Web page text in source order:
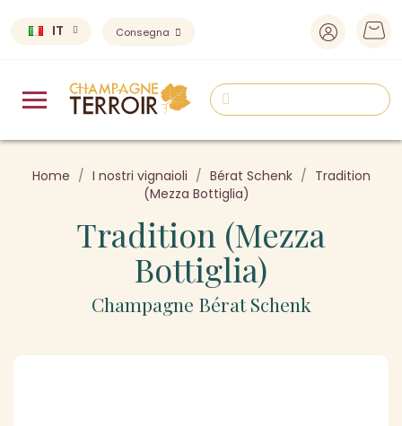
IT Consegna
Home I nostri vignaioli Bérat Schenk
Tradition
(Mezza Bottiglia)
Tradition (Mezza
Bottiglia)
Champagne Bérat Schenk